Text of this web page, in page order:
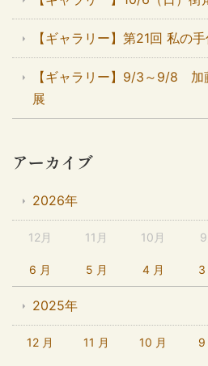
【ギャラリー】第21回 私の
【ギャラリー】9/3～9/8 加
展
アーカイブ
2026年
12月 11月 10月
6 月 5 月 4 月 3
2025年
12 月 11 月 10 月 9